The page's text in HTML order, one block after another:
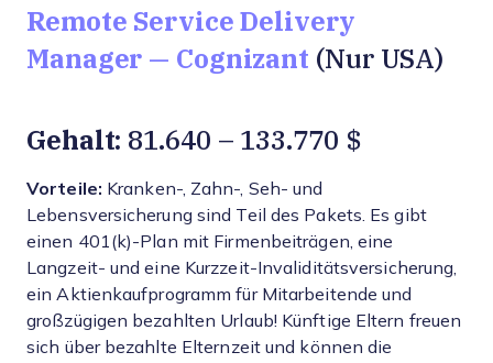
Remote Service Delivery
Manager — Cognizant (Nur USA)
Gehalt: 81.640 – 133.770 $
Vorteile: Kranken-, Zahn-, Seh- und
Lebensversicherung sind Teil des Pakets. Es gibt
einen 401(k)-Plan mit Firmenbeiträgen, eine
Langzeit- und eine Kurzzeit-Invaliditätsversicherung,
ein Aktienkaufprogramm für Mitarbeitende und
großzügigen bezahlten Urlaub! Künftige Eltern freuen
sich über bezahlte Elternzeit und können die